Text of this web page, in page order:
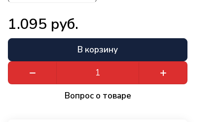
1.095 руб.
В корзину
Вопрос о товаре